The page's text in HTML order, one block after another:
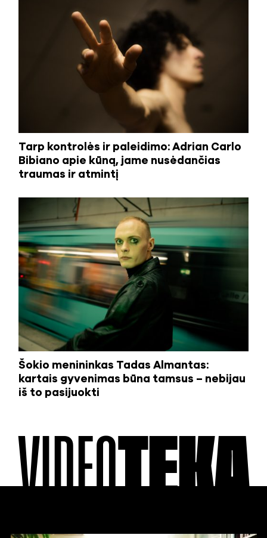
Tarp kontrolės ir paleidimo: Adrian Carlo
Bibiano apie kūną, jame nusėdančias
traumas ir atmintį
Šokio menininkas Tadas Almantas:
kartais gyvenimas būna tamsus – nebijau
iš to pasijuokti
VIDEOTEKA